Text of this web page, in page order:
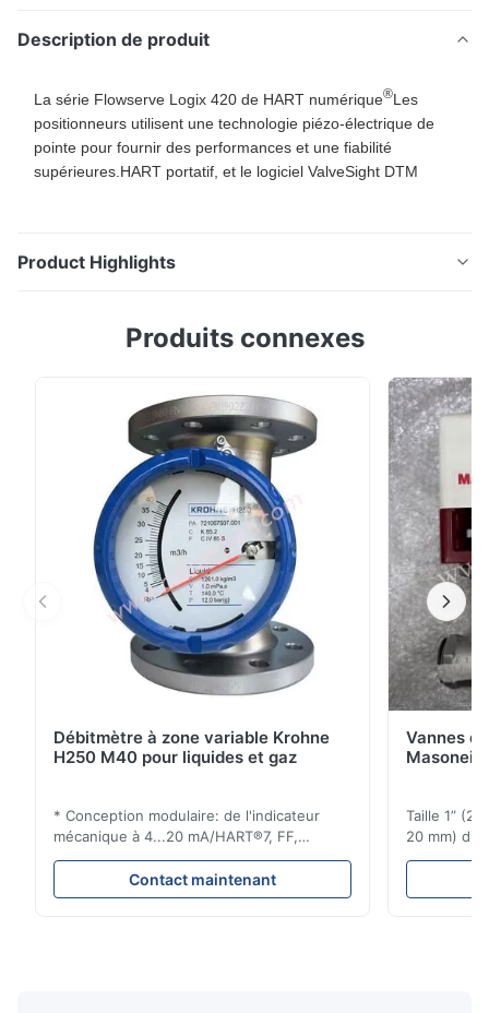
Description de produit
La série Flowserve Logix 420 de HART numérique®Les
positionneurs utilisent une technologie piézo-électrique de
pointe pour fournir des performances et une fiabilité
supérieures.HART portatif, et le logiciel ValveSight DTM
Product Highlights
technologie piézo avancée pour une fiabilité
configuration facile via un écran LCD, un ordinateur de
poche ou le logiciel ValveSight DTM.
Produits connexes
Débitmètre à zone variable Krohne
H250 M40 pour liquides et gaz
* Conception modulaire: de l'indicateur
mécanique à 4...20 mA/HART®7, FF,
Profibus-PA et totalizateur * N'importe
quelle position d'installation: verticale,
horizontale ou dans les tuyaux
Contact maintenant
Vannes
Taille 1”
20 mm)
brides :